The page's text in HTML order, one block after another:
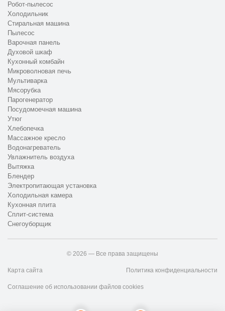
Робот-пылесос
Холодильник
Стиральная машина
Пылесос
Варочная панель
Духовой шкаф
Кухонный комбайн
Микроволновая печь
Мультиварка
Мясорубка
Парогенератор
Посудомоечная машина
Утюг
Хлебопечка
Массажное кресло
Водонагреватель
Увлажнитель воздуха
Вытяжка
Блендер
Электропитающая установка
Холодильная камера
Кухонная плита
Сплит-система
Снегоуборщик
© 2026 — Все права защищены
Карта сайта Политика конфиденциальности
Соглашение об использовании файлов cookies